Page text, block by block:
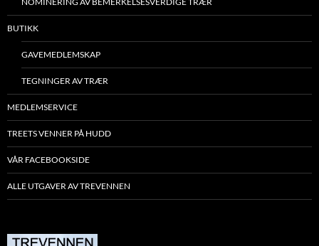
BUTIKK
GAVEMEDLEMSKAP
TEGNINGER AV TRÆR
MEDLEMSERVICE
TREETS VENNER PÅ HUDD
VÅR FACEBOOKSIDE
ALLE UTGAVER AV TREVENNEN